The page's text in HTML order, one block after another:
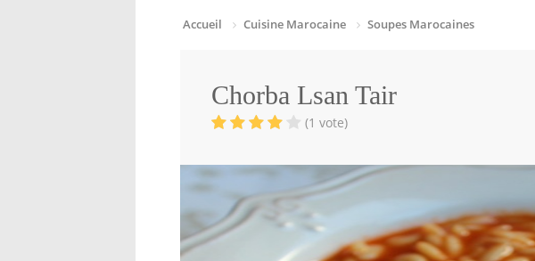
Accueil Cuisine Marocaine Soupes Marocaines
Chorba Lsan Tair
(1 vote)